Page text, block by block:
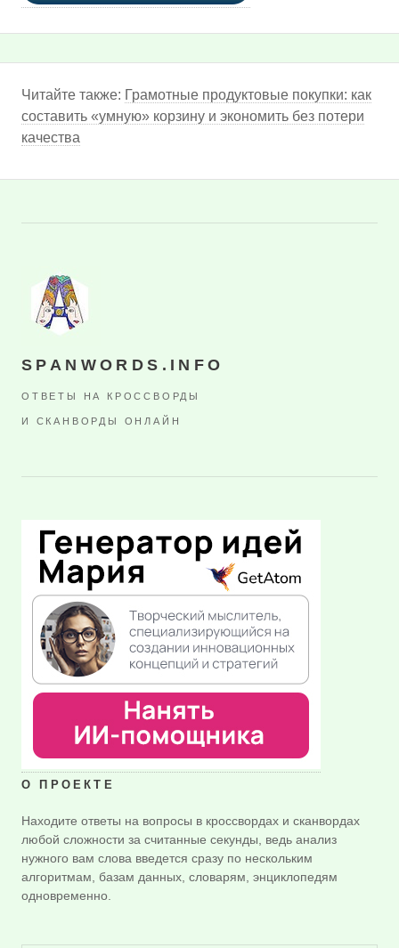
Читайте также: Грамотные продуктовые покупки: как
составить «умную» корзину и экономить без потери
качества
SPANWORDS.INFO
ОТВЕТЫ НА КРОССВОРДЫ
И СКАНВОРДЫ ОНЛАЙН
О ПРОЕКТЕ
Находите ответы на вопросы в кроссвордах и сканвордах
любой сложности за считанные секунды, ведь анализ
нужного вам слова введется сразу по нескольким
алгоритмам, базам данных, словарям, энциклопедям
одновременно.